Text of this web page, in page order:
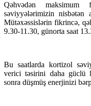
Qəhvədən
səviyyələrimizin nisbətən
Mütəxəssislərin fikrincə,
9.30-11.30, günorta saat
Bu saatlarda kortizol
verici təsirini daha güclü
sonra düşmüş enerjinizi